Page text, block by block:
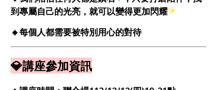
到專屬自己的光亮，就可以變得更加閃耀
🔸每個人都需要被特別用心的對待
💎講座參加資訊